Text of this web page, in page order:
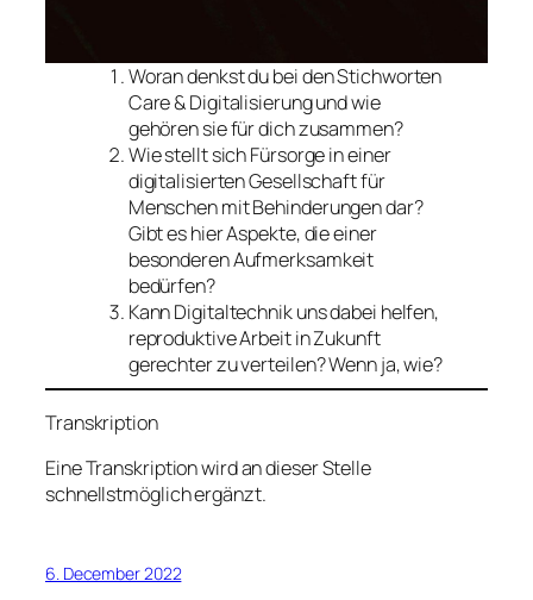
Woran denkst du bei den Stichworten
Care & Digitalisierung und wie
gehören sie für dich zusammen?
Wie stellt sich Fürsorge in einer
digitalisierten Gesellschaft für
Menschen mit Behinderungen dar?
Gibt es hier Aspekte, die einer
besonderen Aufmerksamkeit
bedürfen?
Kann Digitaltechnik uns dabei helfen,
reproduktive Arbeit in Zukunft
gerechter zu verteilen? Wenn ja, wie?
Transkription
Eine Transkription wird an dieser Stelle
schnellstmöglich ergänzt.
6. December 2022